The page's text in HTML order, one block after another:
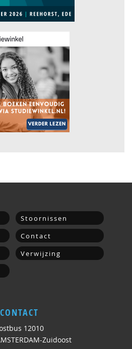
Stoornissen
Contact
Verwijzing
CONTACT
12010
Zuidoost